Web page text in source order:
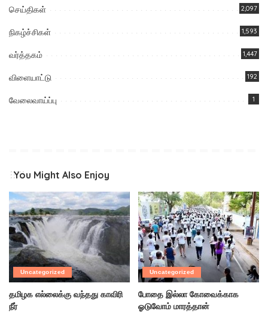
செய்திகள் 2,097
நிகழ்ச்சிகள் 1,593
வர்த்தகம் 1,447
விளையாட்டு 192
வேலைவாய்ப்பு 1
You Might Also Enjoy
Uncategorized
தமிழக எல்லைக்கு வந்தது காவிரி
நீர்
Uncategorized
போதை இல்லா கோவைக்காக
ஓடுவோம் மாரத்தான்